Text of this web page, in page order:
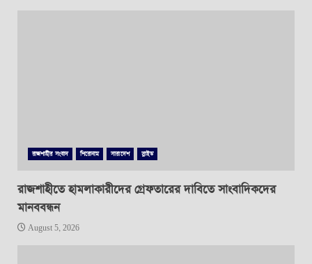
রাজশাহীর সংবাদ শিরোনাম সারাদেশ স্লাইড
রাজশাহীতে হামলাকারীদের গ্রেফতারের দাবিতে সাংবাদিকদের
মানববন্ধন
August 5, 2026